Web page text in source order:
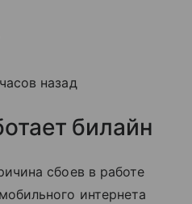
назад
билайн
сбоев в работе
интернета